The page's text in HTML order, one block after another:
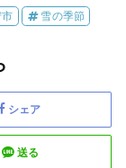
市 雪の季節
シェア
送る